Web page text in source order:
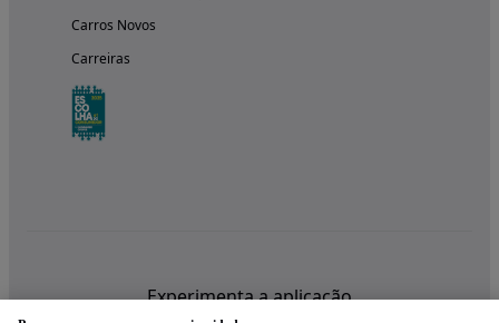
Carros Novos
Carreiras
Experimenta a aplicação